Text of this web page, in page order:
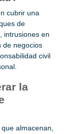
cubrir una
de
intrusiones en
de negocios
civil
la
almacenan,